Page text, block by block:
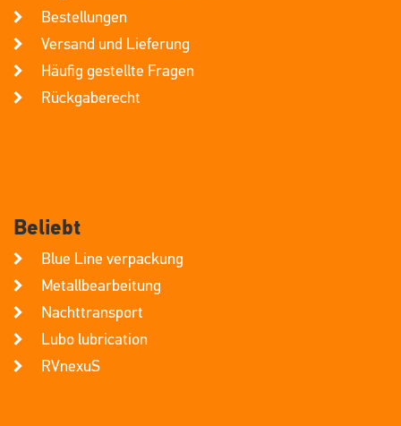
Bestellungen
Versand und Lieferung
Häufig gestellte Fragen
Rückgaberecht
Beliebt
Blue Line verpackung
Metallbearbeitung
Nachttransport
Lubo lubrication
RVnexuS